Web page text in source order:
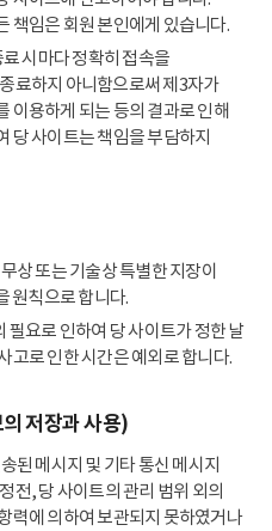
책임은 회원 본인에게 있습니다.
시마다 정확히 접속을
료하지 아니함으로써 제3자가
이용하게 되는 등의 결과로 인해
당 사이트는 책임을 부담하지
상 또는 기술상 특별한 지장이
원칙으로 합니다.
요로 인하여 당 사이트가 정한 날
고로 인한 시간은 예외로 합니다.
저장과 사용)
된 메시지 및 기타 통신 메시지
전, 당 사이트의 관리 범위 외의
력에 의하여 보관되지 못하였거나